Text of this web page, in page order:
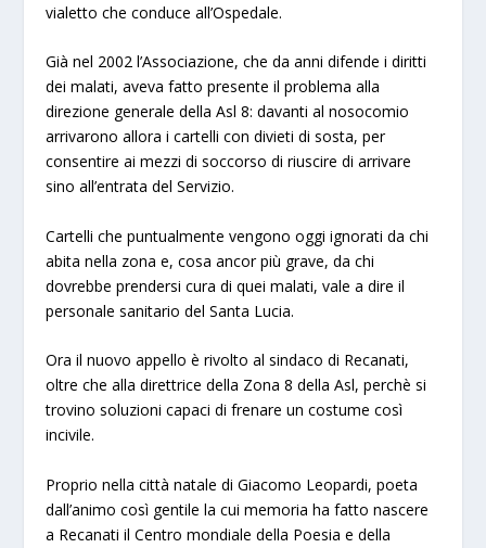
vialetto che conduce all’Ospedale.
Già nel 2002 l’Associazione, che da anni difende i diritti
dei malati, aveva fatto presente il problema alla
direzione generale della Asl 8: davanti al nosocomio
arrivarono allora i cartelli con divieti di sosta, per
consentire ai mezzi di soccorso di riuscire di arrivare
sino all’entrata del Servizio.
Cartelli che puntualmente vengono oggi ignorati da chi
abita nella zona e, cosa ancor più grave, da chi
dovrebbe prendersi cura di quei malati, vale a dire il
personale sanitario del Santa Lucia.
Ora il nuovo appello è rivolto al sindaco di Recanati,
oltre che alla direttrice della Zona 8 della Asl, perchè si
trovino soluzioni capaci di frenare un costume così
incivile.
Proprio nella città natale di Giacomo Leopardi, poeta
dall’animo così gentile la cui memoria ha fatto nascere
a Recanati il Centro mondiale della Poesia e della